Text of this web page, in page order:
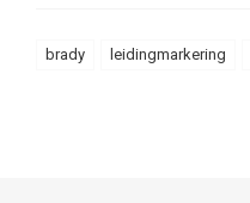
brady leidingmarkering